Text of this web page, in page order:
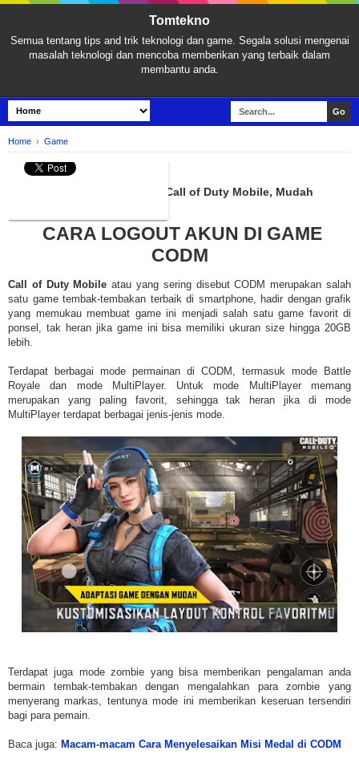
Tomtekno
Semua tentang tips and trik teknologi dan game. Segala solusi mengenai
masalah teknologi dan mencoba memberikan yang terbaik dalam
membantu anda.
Home › Game
GAME
Cara Mudah Logout Akun di Call of Duty Mobile, Mudah
CARA LOGOUT AKUN DI GAME
CODM
Call of Duty Mobile atau yang sering disebut CODM merupakan salah
satu game tembak-tembakan terbaik di smartphone, hadir dengan grafik
yang memukau membuat game ini menjadi salah satu game favorit di
ponsel, tak heran jika game ini bisa memiliki ukuran size hingga 20GB
lebih.
Terdapat berbagai mode permainan di CODM, termasuk mode Battle
Royale dan mode MultiPlayer. Untuk mode MultiPlayer memang
merupakan yang paling favorit, sehingga tak heran jika di mode
MultiPlayer terdapat berbagai jenis-jenis mode.
Terdapat juga mode zombie yang bisa memberikan pengalaman anda
bermain tembak-tembakan dengan mengalahkan para zombie yang
menyerang markas, tentunya mode ini memberikan keseruan tersendiri
bagi para pemain.
Baca juga: Macam-macam Cara Menyelesaikan Misi Medal di CODM